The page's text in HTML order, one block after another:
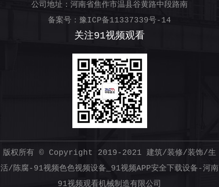
公司地址：河南省焦作市温县谷黄路中段路南
备案号： 豫ICP备11337339号-14
关注91视频观看
版权所有 © Copyright 2019-2021 建筑/装修/装饰/生
活/陈腐-91视频色色视频设备_91视频APP安全下载设备-河南
91视频观看机械制造有限公司